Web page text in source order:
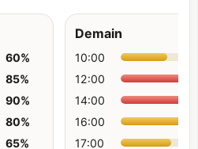
60%
85%
90%
80%
65%
Demain
10:00
12:00
14:00
16:00
17:00